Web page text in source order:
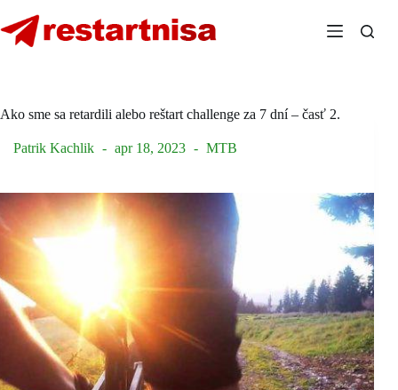
to
content
Ako sme sa retardili alebo reštart challenge za 7 dní – časť 2.
Patrik Kachlik apr 18, 2023 MTB